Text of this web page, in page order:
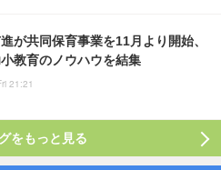
が共同保育事業を11月より開始、
教育のノウハウを結集
21:21
をもっと見る